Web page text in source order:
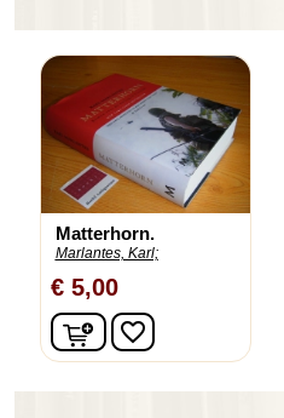
Matterhorn.
Marlantes, Karl;
€ 5,00
In winkelwagen
favorite_border